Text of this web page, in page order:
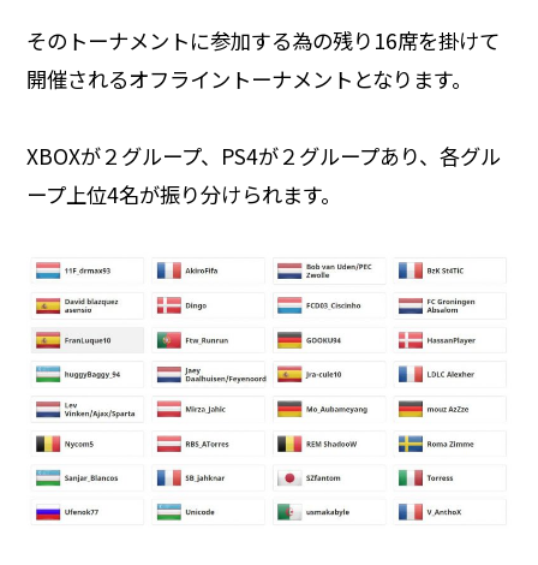
そのトーナメントに参加する為の残り16席を掛けて
開催されるオフライントーナメントとなります。
XBOXが２グループ、PS4が２グループあり、各グル
ープ上位4名が振り分けられます。